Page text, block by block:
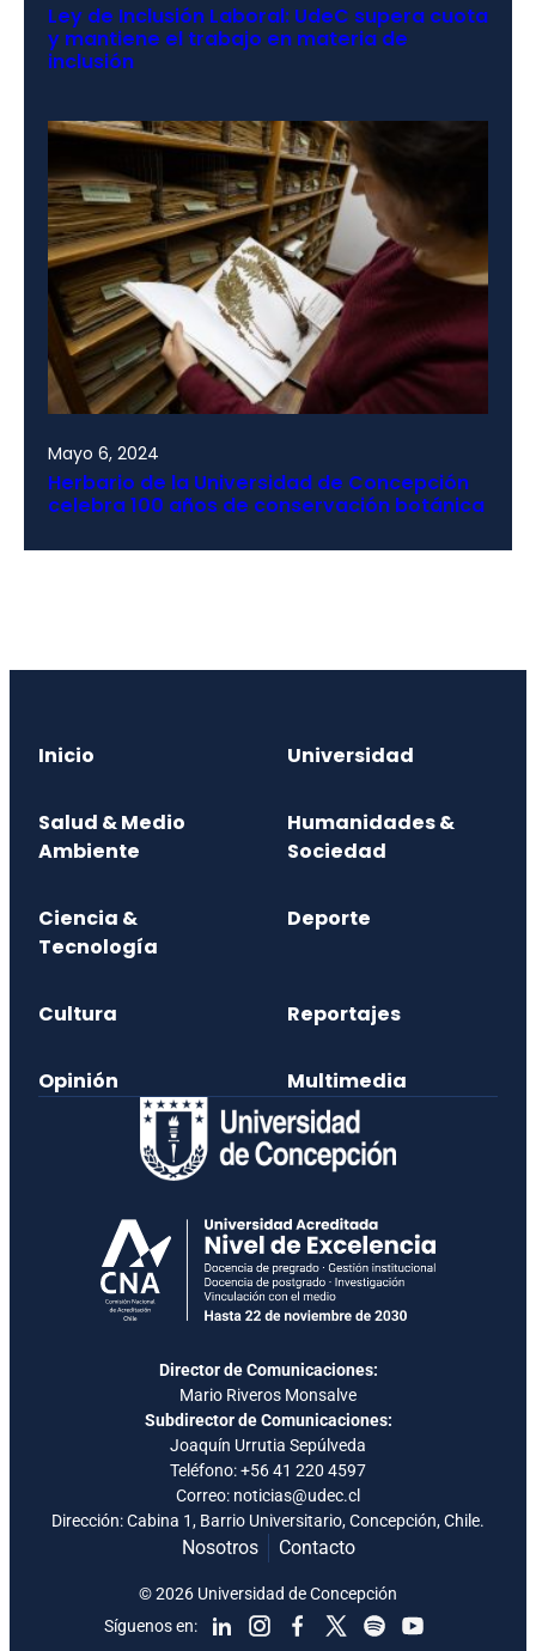
Ley de Inclusión Laboral: UdeC supera cuota
y mantiene el trabajo en materia de
inclusión
Mayo 6, 2024
Herbario de la Universidad de Concepción
celebra 100 años de conservación botánica
Inicio Universidad
Salud & Medio
Ambiente
Humanidades &
Sociedad
Ciencia &
Tecnología
Deporte
Cultura Reportajes
Opinión Multimedia
Director de Comunicaciones:
Mario Riveros Monsalve
Subdirector de Comunicaciones:
Joaquín Urrutia Sepúlveda
Teléfono:+56 41 220 4597
Correo: noticias@udec.cl
Dirección: Cabina 1, Barrio Universitario, Concepción, Chile.
Nosotros Contacto
Síguenos en:
© 2026 Universidad de Concepción